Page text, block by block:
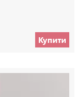
Купити